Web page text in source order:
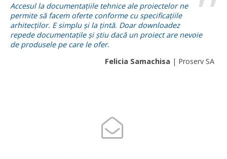
Accesul la documentațiile tehnice ale proiectelor ne
permite să facem oferte conforme cu specificațiile
arhitecților. E simplu și la țintă. Doar downloadez
repede documentațile și știu dacă un proiect are nevoie
de produsele pe care le ofer.
Felicia Samachisa | Proserv SA